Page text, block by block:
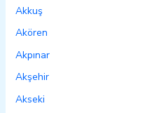
Akkuş
Akören
Akpınar
Akşehir
Akseki